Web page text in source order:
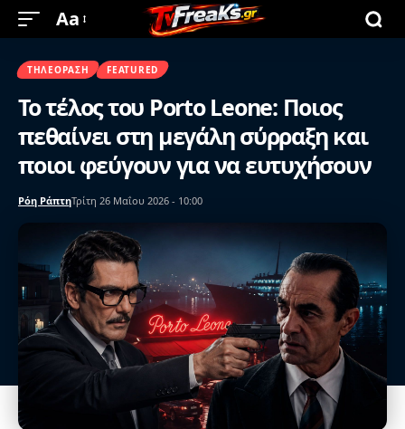
Aa
ΤΗΛΕΌΡΑΣΗ FEATURED
Το τέλος του Porto Leone: Ποιος
πεθαίνει στη μεγάλη σύρραξη και
ποιοι φεύγουν για να ευτυχήσουν
Ρόη ΡάπτηΤρίτη 26 Μαΐου 2026 - 10:00